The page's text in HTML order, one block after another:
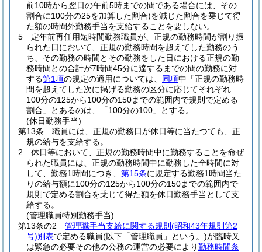
前10時から翌日の午前5時までの間である場合には、その
割合に100分の25を加算した割合)を減じた割合を乗じて得
た額の時間外勤務手当を支給することを要しない。
5
定年前再任用短時間勤務職員が、正規の勤務時間が割り振
られた日において、正規の勤務時間を超えてした勤務のう
ち、その勤務の時間とその勤務をした日における正規の勤
務時間との合計が7時間45分に達するまでの間の勤務に対
する第1項の規定の適用については、 同項中「正規の勤務時
間を超えてした次に掲げる勤務の区分に応じてそれぞれ
100分の125から100分の150までの範囲内で規則で定める
割合」とあるのは、「100分の100」とする。
(休日勤務手当)
第13条
職員には、正規の勤務日が休日等に当たつても、正
規の給与を支給する。
2
休日等において、正規の勤務時間中に勤務することを命ぜ
られた職員には、正規の勤務時間中に勤務した全時間に対
して、勤務1時間につき、 第15条に規定する勤務1時間当た
りの給与額に100分の125から100分の150までの範囲内で
規則で定める割合を乗じて得た額を休日勤務手当として支
給する。
(管理職員特別勤務手当)
第13条の2
管理職手当支給に関する規則 (昭和43年規則第2
号)別表で定める職員(以下「管理職員」という。)が臨時又
は緊急の必要その他の公務の運営の必要により勤務時間条